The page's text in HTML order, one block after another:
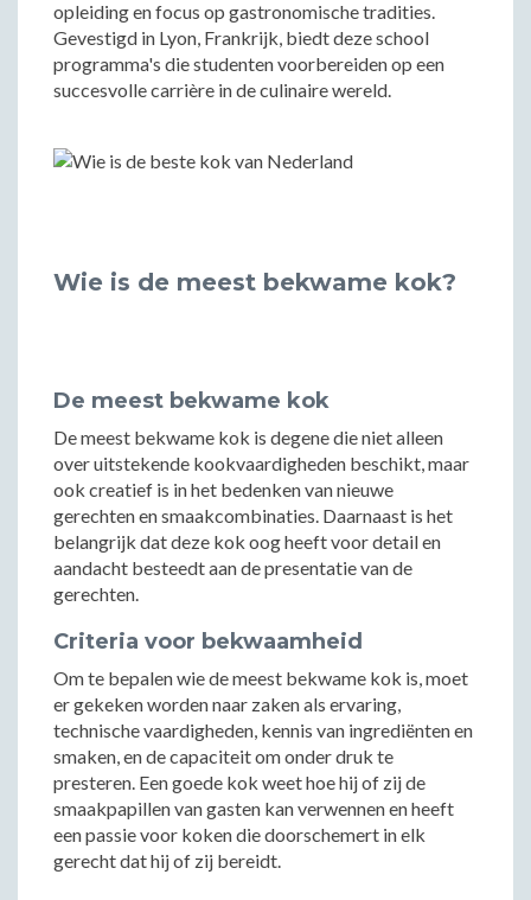
opleiding en focus op gastronomische tradities.
Gevestigd in Lyon, Frankrijk, biedt deze school
programma's die studenten voorbereiden op een
succesvolle carrière in de culinaire wereld.
Wie is de meest bekwame kok?
De meest bekwame kok
De meest bekwame kok is degene die niet alleen
over uitstekende kookvaardigheden beschikt, maar
ook creatief is in het bedenken van nieuwe
gerechten en smaakcombinaties. Daarnaast is het
belangrijk dat deze kok oog heeft voor detail en
aandacht besteedt aan de presentatie van de
gerechten.
Criteria voor bekwaamheid
Om te bepalen wie de meest bekwame kok is, moet
er gekeken worden naar zaken als ervaring,
technische vaardigheden, kennis van ingrediënten en
smaken, en de capaciteit om onder druk te
presteren. Een goede kok weet hoe hij of zij de
smaakpapillen van gasten kan verwennen en heeft
een passie voor koken die doorschemert in elk
gerecht dat hij of zij bereidt.